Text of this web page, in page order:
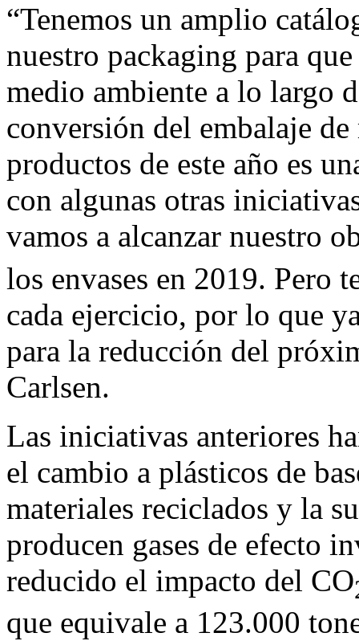
“Tenemos un amplio
nuestro packaging para
medio ambiente a lo largo
conversión del embalaje
productos de este año es
con algunas otras
vamos a alcanzar nuestro
los envases en 2019. Pero
cada ejercicio, por lo que
para la reducción del
Carlsen.
Las iniciativas anteriores
el cambio a plásticos de
materiales reciclados y la
producen gases de efecto
reducido el impacto del CO
que equivale a 123.000